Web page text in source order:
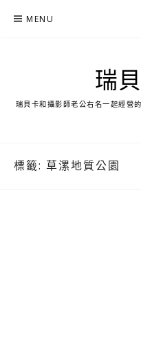
MENU
瑞
瑞貝卡和攝影師老公右名一起經營
標籤: 草漯地質公園